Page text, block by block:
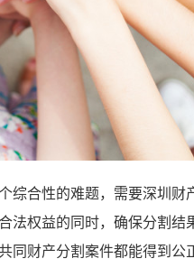
合性的难题，需要深圳财
法权益的同时，确保分割结
同财产分割案件都能得到公